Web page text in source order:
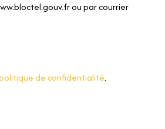
ou par courrier
de confidentialité.